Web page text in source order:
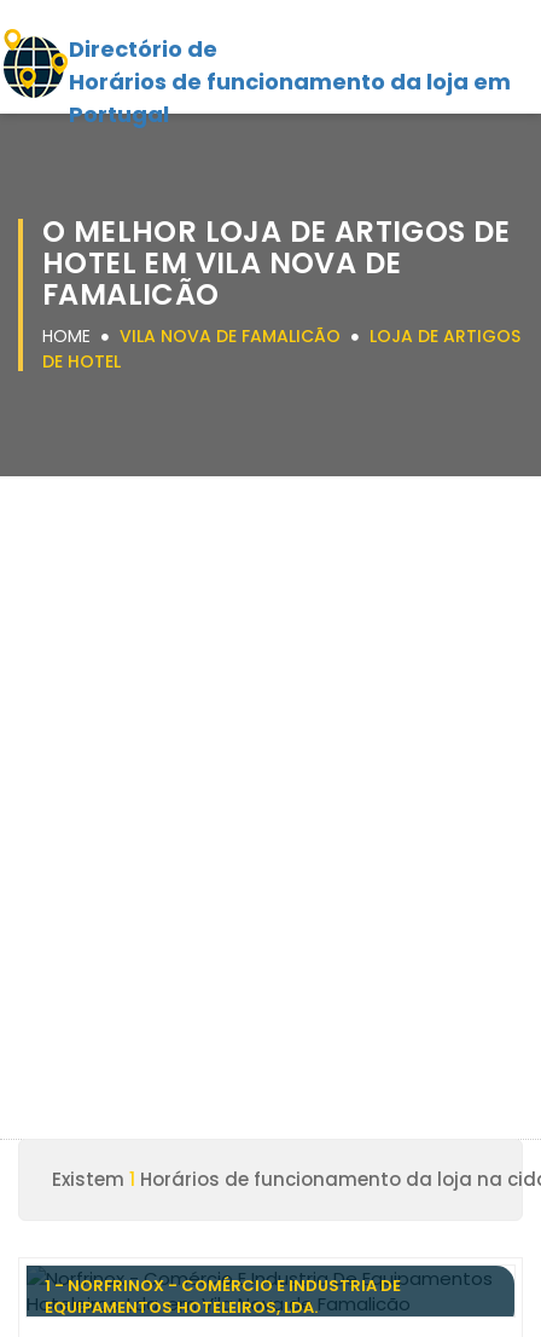
Directório de
Horários de funcionamento da loja em
Portugal
O MELHOR LOJA DE ARTIGOS DE
HOTEL EM VILA NOVA DE
FAMALICÃO
HOME VILA NOVA DE FAMALICÃO
LOJA DE ARTIGOS
DE HOTEL
Existem 1 Horários de funcionamento da loja na
1 - NORFRINOX - COMÉRCIO E INDUSTRIA DE
EQUIPAMENTOS HOTELEIROS, LDA.